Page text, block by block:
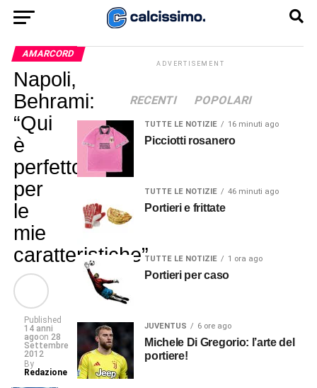
AMARCORD
Napoli,
Behrami:
“Qui
è
perfetto
per
le
mie
caratteristiche”
Published
14 anni
agoon 28
Settembre
2012
By
Redazione
ADVERTISEMENT
RECENTI POPOLARI
TUTTE LE NOTIZIE 16 minuti ago
Picciotti rosanero
TUTTE LE NOTIZIE 46 minuti ago
Portieri e frittate
TUTTE LE NOTIZIE 1 ora ago
Portieri per caso
JUVENTUS 6 ore ago
Michele Di Gregorio: l’arte del
portiere!